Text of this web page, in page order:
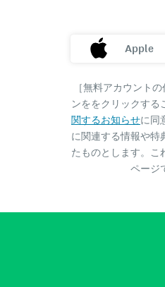
Apple
［無料アカウント
ンををクリックする
関するお知らせに同
に関連する情報や特
たものとします。こ
ページ